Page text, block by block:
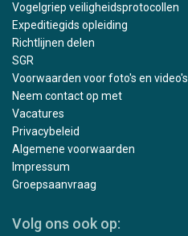
Vogelgriep veiligheidsprotocollen
Expeditiegids opleiding
Richtlijnen delen
SGR
Voorwaarden voor foto's en video's
Neem contact op met
Vacatures
Privacybeleid
Algemene voorwaarden
Impressum
Groepsaanvraag
Volg ons ook op: